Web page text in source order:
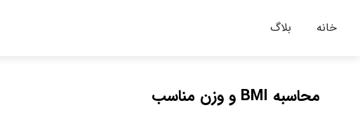
خانه بلاگ
محاسبه BMI و وزن مناسب